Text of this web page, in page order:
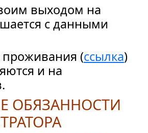
выходом на
с данными
(ссылка)
и на
ОБЯЗАННОСТИ